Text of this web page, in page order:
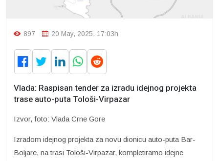
897 20 May, 2025. 17:03h
Vlada: Raspisan tender za izradu idejnog projekta
trase auto-puta Tološi-Virpazar
Izvor, foto: Vlada Crne Gore
Izradom idejnog projekta za novu dionicu auto-puta Bar-
Boljare, na trasi Tološi-Virpazar, kompletiramo idejne